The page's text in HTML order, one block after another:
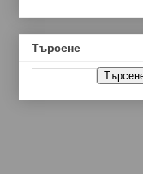
Търсене